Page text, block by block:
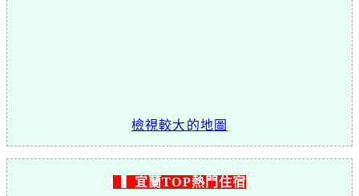
檢視較大的地圖
▍宜蘭TOP熱門住宿